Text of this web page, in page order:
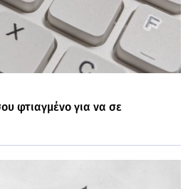
φτιαγμένο για να σε